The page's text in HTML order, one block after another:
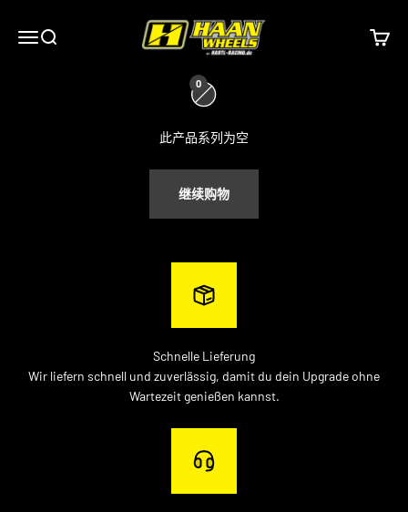
菜单搜索
Haan Wheels
购物车
ist dein Ansprechpartner für sämtliche
Speichenräder. Hier findest komplette
– darunter Haan Wheels, Alpina tubeless Wheels
sind individuell konfigurierbar, in Wunschfarben erhältlich.
0
此产品系列为空
继续购物
Schnelle Lieferung
Wir liefern schnell und zuverlässig, damit du dein Upgrade ohne
Wartezeit genießen kannst.